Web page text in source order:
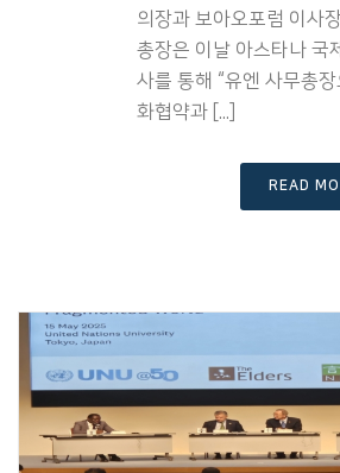
의장과 보아오포럼 이사
총장은 이날 아스타나 국
사를 통해 “유엔 사무총
화협약과 [...]
READ